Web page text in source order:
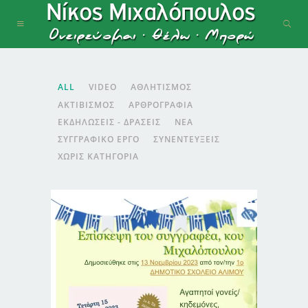
ALL VIDEO
ΑΘΛΗΤΙΣΜΌΣ
ΑΚΤΙΒΙΣΜΌΣ
ΑΡΘΡΟΓΡΑΦΊΑ
ΕΚΔΗΛΏΣΕΙΣ - ΔΡΆΣΕΙΣ
ΝΈΑ
ΣΥΓΓΡΑΦΙΚΌ ΈΡΓΟ
ΣΥΝΕΝΤΕΎΞΕΙΣ
ΧΩΡΊΣ ΚΑΤΗΓΟΡΊΑ